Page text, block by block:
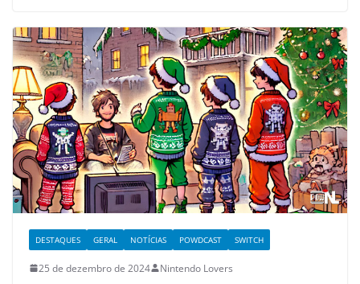
DESTAQUES GERAL NOTÍCIAS POWDCAST SWITCH
25 de dezembro de 2024 Nintendo Lovers